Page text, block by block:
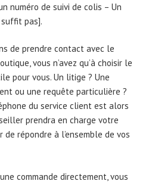
numéro de suivi de colis – Un
suffit pas].
de prendre contact avec le
vous n’avez qu’à choisir le
pour vous. Un litige ? Une
ou une requête particulière ?
du service client est alors
prendra en charge votre
répondre à l’ensemble de vos
commande directement, vous